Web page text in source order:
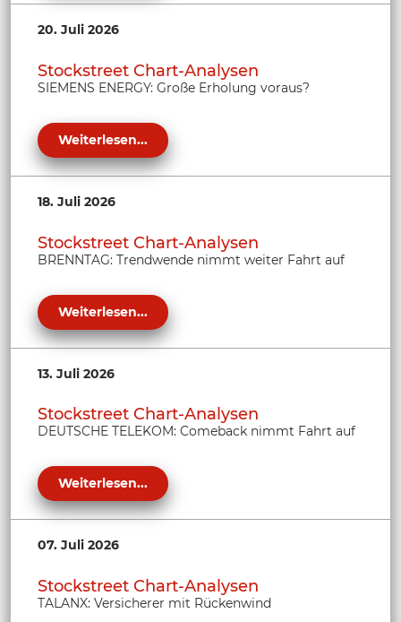
20. Juli 2026
Stockstreet Chart-Analysen
SIEMENS ENERGY: Große Erholung voraus?
Weiterlesen...
18. Juli 2026
Stockstreet Chart-Analysen
BRENNTAG: Trendwende nimmt weiter Fahrt auf
Weiterlesen...
13. Juli 2026
Stockstreet Chart-Analysen
DEUTSCHE TELEKOM: Comeback nimmt Fahrt auf
Weiterlesen...
07. Juli 2026
Stockstreet Chart-Analysen
TALANX: Versicherer mit Rückenwind